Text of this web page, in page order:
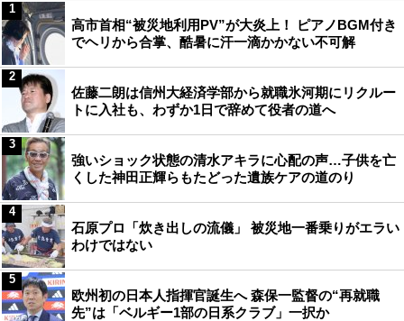
高市首相“被災地利用PV”が大炎上！ ピアノBGM付き
でヘリから合掌、酷暑に汗一滴かかない不可解
1
佐藤二朗は信州大経済学部から就職氷河期にリクルー
トに入社も、わずか1日で辞めて役者の道へ
2
強いショック状態の清水アキラに心配の声…子供を亡
くした神田正輝らもたどった遺族ケアの道のり
3
石原プロ「炊き出しの流儀」 被災地一番乗りがエラい
わけではない
4
欧州初の日本人指揮官誕生へ 森保一監督の“再就職
先”は「ベルギー1部の日系クラブ」一択か
5